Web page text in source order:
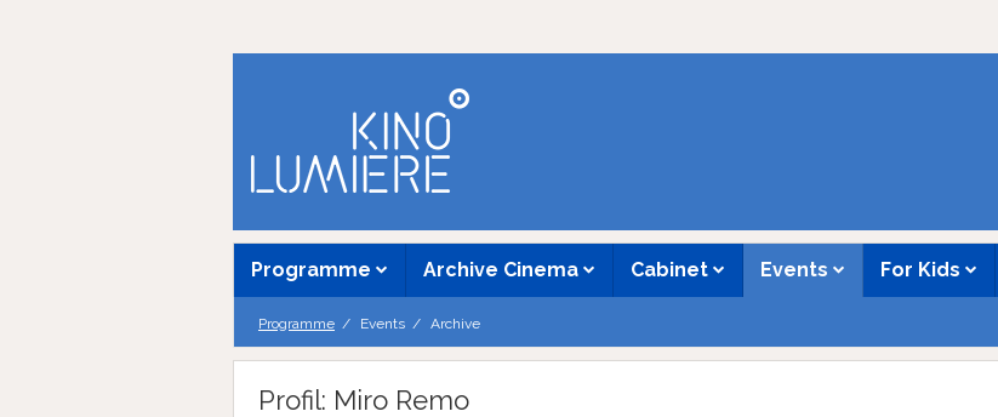
Programme Archive Cinema Cabinet Events For Kids
Programme Events Archive
Profil: Miro Remo